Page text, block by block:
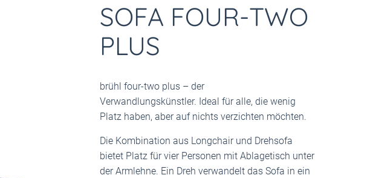
SOFA FOUR-TWO
PLUS
brühl four-two plus – der
Verwandlungskünstler. Ideal für alle, die wenig
Platz haben, aber auf nichts verzichten möchten.
Die Kombination aus Longchair und Drehsofa
bietet Platz für vier Personen mit Ablagetisch unter
der Armlehne. Ein Dreh verwandelt das Sofa in ein